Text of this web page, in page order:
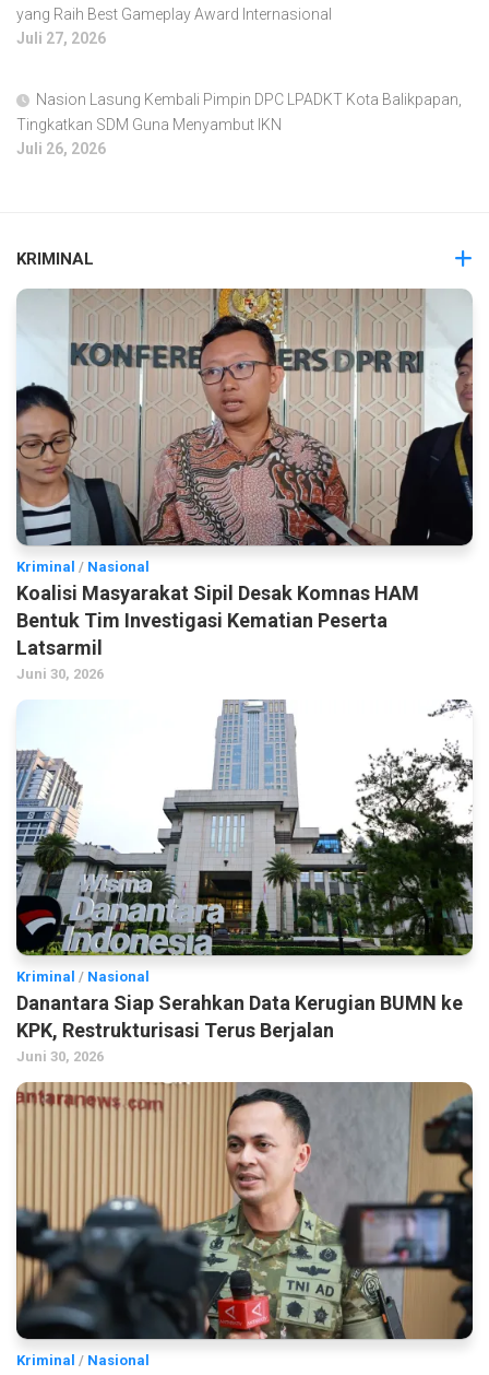
yang Raih Best Gameplay Award Internasional
Juli 27, 2026
Nasion Lasung Kembali Pimpin DPC LPADKT Kota Balikpapan,
Tingkatkan SDM Guna Menyambut IKN
Juli 26, 2026
KRIMINAL
Kriminal / Nasional
Koalisi Masyarakat Sipil Desak Komnas HAM
Bentuk Tim Investigasi Kematian Peserta
Latsarmil
Juni 30, 2026
Kriminal / Nasional
Danantara Siap Serahkan Data Kerugian BUMN ke
KPK, Restrukturisasi Terus Berjalan
Juni 30, 2026
Kriminal / Nasional